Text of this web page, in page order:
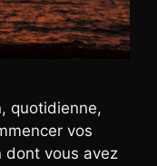
quotidienne,
vos
dont vous avez